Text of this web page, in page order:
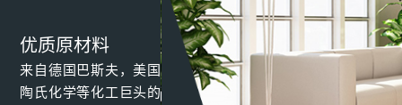
优质原材料
来自德国巴斯夫，美国
陶氏化学等化工巨头的